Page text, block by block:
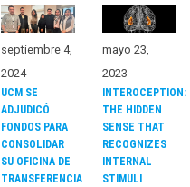
septiembre 4,
2024
UCM SE
ADJUDICÓ
FONDOS PARA
CONSOLIDAR
SU OFICINA DE
TRANSFERENCIA
mayo 23,
2023
INTEROCEPTION:
THE HIDDEN
SENSE THAT
RECOGNIZES
INTERNAL
STIMULI